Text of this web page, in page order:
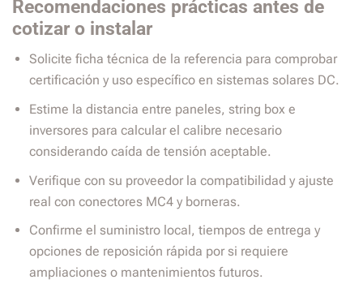
Recomendaciones prácticas antes de
cotizar o instalar
Solicite ficha técnica de la referencia para comprobar
certificación y uso específico en sistemas solares DC.
Estime la distancia entre paneles, string box e
inversores para calcular el calibre necesario
considerando caída de tensión aceptable.
Verifique con su proveedor la compatibilidad y ajuste
real con conectores MC4 y borneras.
Confirme el suministro local, tiempos de entrega y
opciones de reposición rápida por si requiere
ampliaciones o mantenimientos futuros.